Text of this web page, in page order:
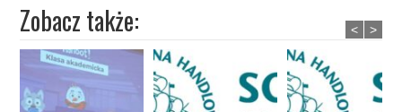
Zobacz także: < >